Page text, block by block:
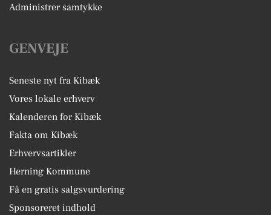
Administrer samtykke
GENVEJE
Seneste nyt fra Kibæk
Vores lokale erhverv
Kalenderen for Kibæk
Fakta om Kibæk
Erhvervsartikler
Herning Kommune
Få en gratis salgsvurdering
Sponsoreret indhold